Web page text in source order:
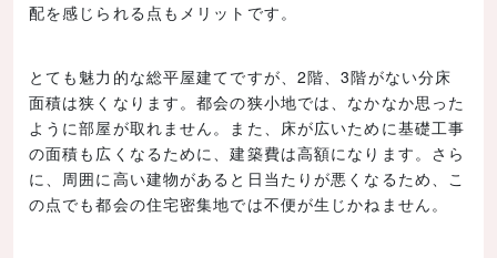
配を感じられる点もメリットです。
とても魅力的な総平屋建てですが、2階、3階がない分床
面積は狭くなります。都会の狭小地では、なかなか思った
ように部屋が取れません。また、床が広いために基礎工事
の面積も広くなるために、建築費は高額になります。さら
に、周囲に高い建物があると日当たりが悪くなるため、こ
の点でも都会の住宅密集地では不便が生じかねません。